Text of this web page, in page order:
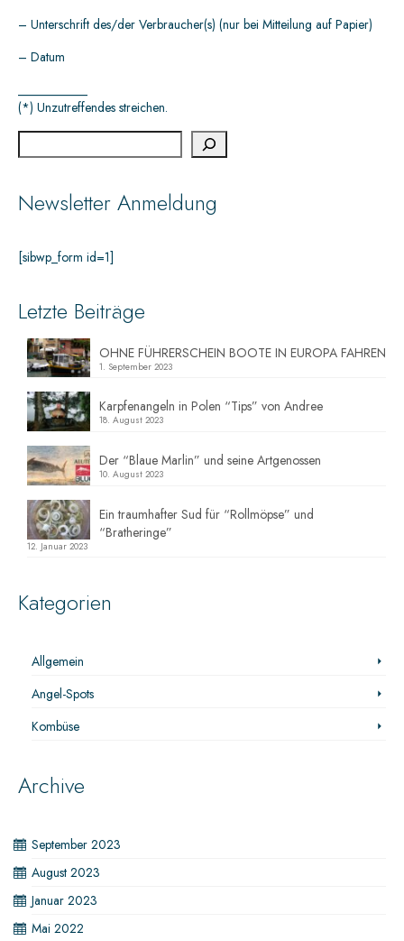
– Unterschrift des/der Verbraucher(s) (nur bei Mitteilung auf Papier)
– Datum
(*) Unzutreffendes streichen.
Newsletter Anmeldung
[sibwp_form id=1]
Letzte Beiträge
OHNE FÜHRERSCHEIN BOOTE IN EUROPA FAHREN
1. September 2023
Karpfenangeln in Polen “Tips” von Andree
18. August 2023
Der “Blaue Marlin” und seine Artgenossen
10. August 2023
Ein traumhafter Sud für “Rollmöpse” und
“Bratheringe”
12. Januar 2023
Kategorien
Allgemein
Angel-Spots
Kombüse
Archive
September 2023
August 2023
Januar 2023
Mai 2022